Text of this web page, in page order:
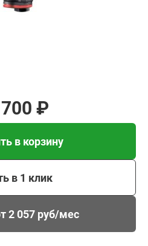
₽
в корзину
в 1 клик
2 057 руб/мес